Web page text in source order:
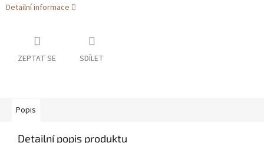
Detailní informace
ZEPTAT SE SDÍLET
Popis
Detailní popis produktu